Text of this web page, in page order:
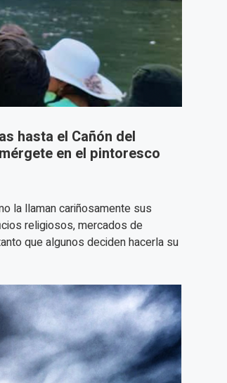
hasta el Cañón del
en el pintoresco
la llaman cariñosamente sus
religiosos, mercados de
que algunos deciden hacerla su